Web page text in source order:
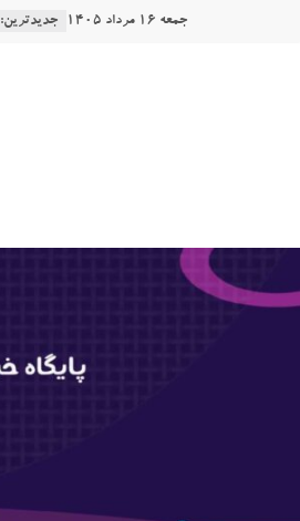
جمعه ۱۶ مرداد ۱۴۰۵ جدیدترین:
خبری
مصنوعی